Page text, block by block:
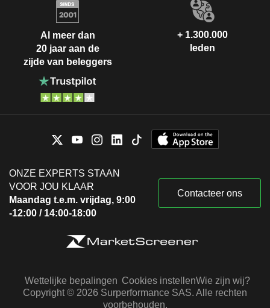
Al meer dan
20 jaar aan de
zijde van beleggers
+ 1.300.000
leden
ONZE EXPERTS STAAN
VOOR JOU KLAAR
Maandag t.e.m. vrijdag, 9:00
-12:00 / 14:00-18:00
Contacteer ons
Wettelijke bepalingen Cookies instellenWie zijn wij?
Copyright © 2026 Surperformance SAS. Alle rechten
voorbehouden.